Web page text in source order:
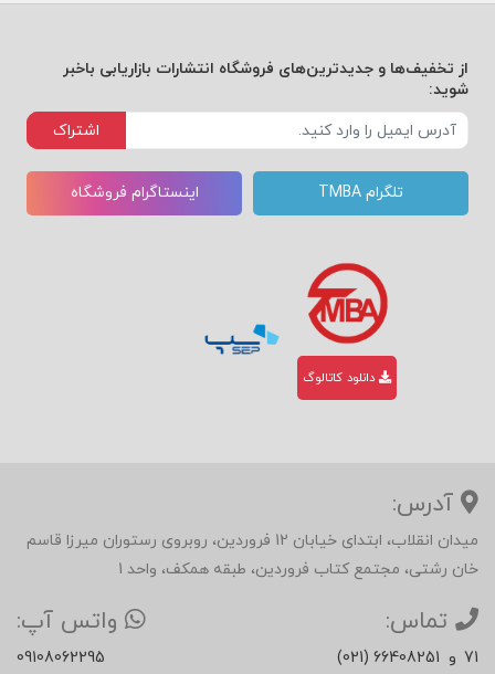
از تخفیف‌ها و جدیدترین‌های فروشگاه انتشارات بازاریابی باخبر
شوید:
اشتراک
تلگرام TMBA اینستاگرام فروشگاه
دانلود کاتالوگ
آدرس:
میدان انقلاب، ابتدای خیابان 12 فروردین، روبروی رستوران میرزا قاسم
خان رشتی، مجتمع کتاب فروردین، طبقه همکف، واحد 1
تماس:
(021) 66408251 و 71
واتس آپ:
09108062295